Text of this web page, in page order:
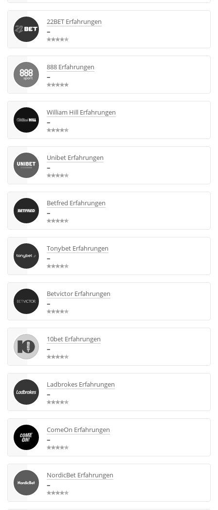
22BET Erfahrungen
–
888 Erfahrungen
–
William Hill Erfahrungen
–
Unibet Erfahrungen
–
Betfred Erfahrungen
–
Tonybet Erfahrungen
–
Betvictor Erfahrungen
–
10bet Erfahrungen
–
Ladbrokes Erfahrungen
–
ComeOn Erfahrungen
–
NordicBet Erfahrungen
–